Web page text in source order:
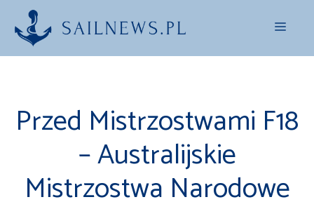
Przejdź
treści
Menu
Przed Mistrzostwami F18
– Australijskie
Mistrzostwa Narodowe